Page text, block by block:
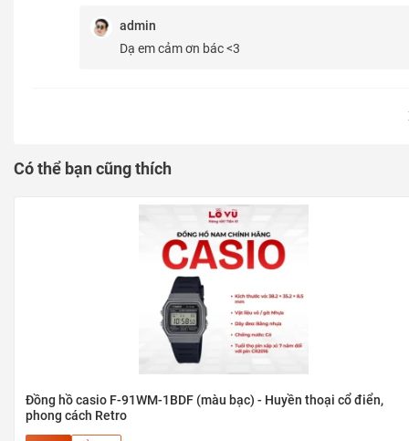
admin
Dạ em cảm ơn bác <3
Có thể bạn cũng thích
Đồng hồ casio F-91WM-1BDF (màu bạc) - Huyền thoại cổ điển,
phong cách Retro